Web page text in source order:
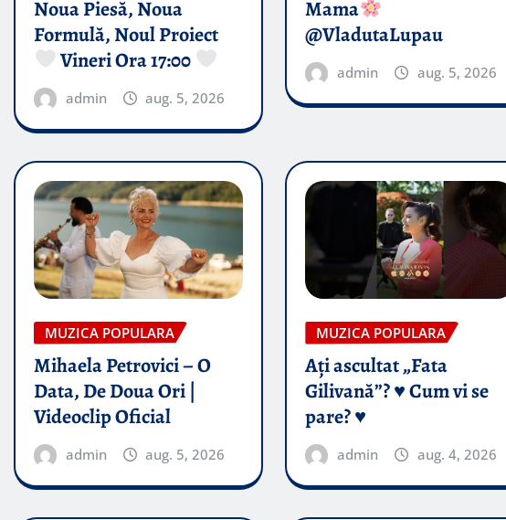
Noua Piesă, Noua
Formulă, Noul Proiect
Vineri Ora 17:00
admin aug. 5, 2026
Mama
@VladutaLupau
admin aug. 5, 2026
MUZICA POPULARA
Mihaela Petrovici – O
Data, De Doua Ori |
Videoclip Oficial
admin aug. 5, 2026
MUZICA POPULARA
Ați ascultat „Fata
Gilivană”? ♥️ Cum vi se
pare? ♥️
admin aug. 4, 2026